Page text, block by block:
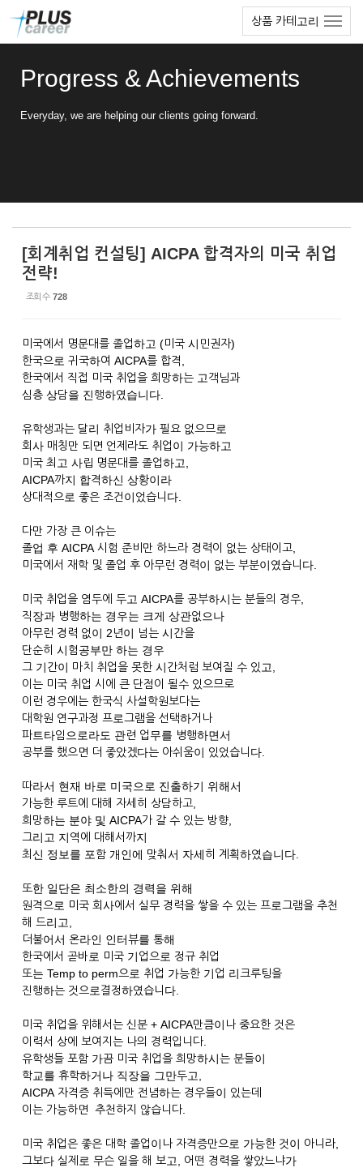
상품 카테고리
Progress & Achievements
Everyday, we are helping our clients going forward.
[회계취업 컨설팅] AICPA 합격자의 미국 취업
전략!
조회 수 728
미국에서 명문대를 졸업하고 (미국 시민권자)
한국으로 귀국하여 AICPA를 합격,
한국에서 직접 미국 취업을 희망하는 고객님과
심층 상담을 진행하였습니다.
유학생과는 달리 취업비자가 필요 없으므로
회사 매칭만 되면 언제라도 취업이 가능하고
미국 최고 사립 명문대를 졸업하고,
AICPA까지 합격하신 상황이라
상대적으로 좋은 조건이었습니다.
다만 가장 큰 이슈는
졸업 후 AICPA 시험 준비만 하느라 경력이 없는 상태이고,
미국에서 재학 및 졸업 후 아무런 경력이 없는 부분이였습니다.
미국 취업을 염두에 두고 AICPA를 공부하시는 분들의 경우,
직장과 병행하는 경우는 크게 상관없으나
아무런 경력 없이 2년이 넘는 시간을
단순히 시험공부만 하는 경우
그 기간이 마치 취업을 못한 시간처럼 보여질 수 있고,
이는 미국 취업 시에 큰 단점이 될수 있으므로
이런 경우에는 한국식 사설학원보다는
대학원 연구과정 프로그램을 선택하거나
파트타임으로라도 관련 업무를 병행하면서
공부를 했으면 더 좋았겠다는 아쉬움이 있었습니다.
따라서 현재 바로 미국으로 진출하기 위해서
가능한 루트에 대해 자세히 상담하고,
희망하는 분야 및 AICPA가 갈 수 있는 방향,
그리고 지역에 대해서까지
최신 정보를 포함 개인에 맞춰서 자세히 계획하였습니다.
또한 일단은 최소한의 경력을 위해
원격으로 미국 회사에서 실무 경력을 쌓을 수 있는 프로그램을 추천
해 드리고,
더불어서 온라인 인터뷰를 통해
한국에서 곧바로 미국 기업으로 정규 취업
또는 Temp to perm으로 취업 가능한 기업 리크루팅을
진행하는 것으로결정하였습니다.
미국 취업을 위해서는 신분 + AICPA만큼이나 중요한 것은
이력서 상에 보여지는 나의 경력입니다.
유학생들 포함 가끔 미국 취업을 희망하시는 분들이
학교를 휴학하거나 직장을 그만두고,
AICPA 자격증 취득에만 전념하는 경우들이 있는데
이는 가능하면 추천하지 않습니다.
미국 취업은 좋은 대학 졸업이나 자격증만으로 가능한 것이 아니라,
그보다 실제로 무슨 일을 해 보고, 어떤 경력을 쌓았느냐가